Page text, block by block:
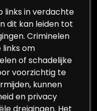
links in verdachte
dit kan leiden tot
Criminelen
links om
of schadelijke
voorzichtig te
kunnen
en privacy